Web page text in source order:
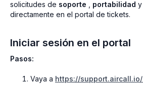
solicitudes de soporte portabilidad y
directamente en el portal de tickets.
Iniciar sesión en el portal
Pasos:
Vaya a https://support.aircall.io/